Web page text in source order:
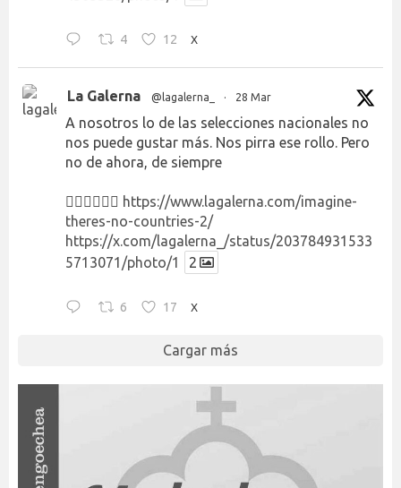
4 12 X
La Galerna @lagalerna_ · 28 Mar
A nosotros lo de las selecciones nacionales no
nos puede gustar más. Nos pirra ese rollo. Pero
no de ahora, de siempre
👉🏻👉🏻👉🏻 https://www.lagalerna.com/imagine-
theres-no-countries-2/
https://x.com/lagalerna_/status/203784931533
5713071/photo/1
2
6 17 X
Cargar más